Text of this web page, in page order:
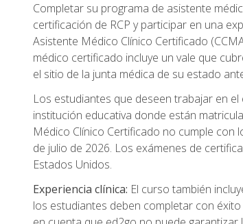
Completar su programa de asistente
certificación de RCP y participar en una
Asistente Médico Clínico Certificado
médico certificado incluye un vale que
el sitio de la junta médica de su estado
Los estudiantes que deseen trabajar en
institución educativa donde están
Médico Clínico Certificado no cumple con
de julio de 2026. Los exámenes de
Estados Unidos.
Experiencia clínica: El curso también
los estudiantes deben completar con